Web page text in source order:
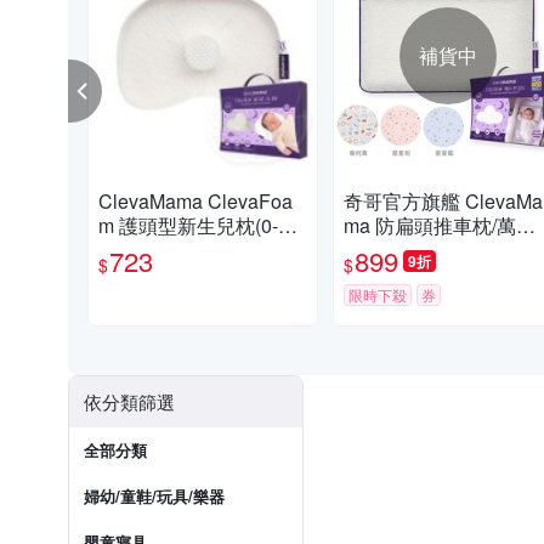
ClevaMama ClevaFoa
m 護頭型新生兒枕(0-6M
適用)【佳兒園婦幼館】
$723
補貨中
奇哥官方旗艦 ClevaMa
ma 防扁頭推車枕/萬用
枕+枕套 0個月以上適用
(超值優惠組)
$899 9折
限時下殺 券
依分類篩選
全部分類
婦幼/童鞋/玩具/樂器